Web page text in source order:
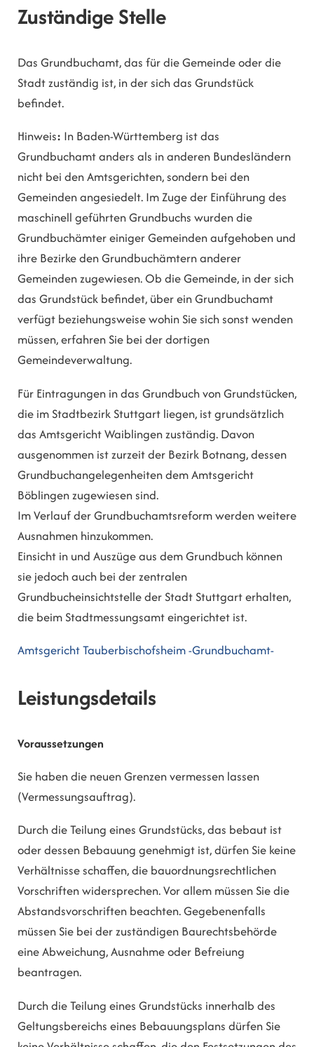
Zuständige Stelle
Das Grundbuchamt, das für die Gemeinde oder die
Stadt zuständig ist, in der sich das Grundstück
befindet.
Hinweis: In Baden-Württemberg ist das
Grundbuchamt anders als in anderen Bundesländern
nicht bei den Amtsgerichten, sondern bei den
Gemeinden angesiedelt. Im Zuge der Einführung des
maschinell geführten Grundbuchs wurden die
Grundbuchämter einiger Gemeinden aufgehoben und
ihre Bezirke den Grundbuchämtern anderer
Gemeinden zugewiesen. Ob die Gemeinde, in der sich
das Grundstück befindet, über ein Grundbuchamt
verfügt beziehungsweise wohin Sie sich sonst wenden
müssen, erfahren Sie bei der dortigen
Gemeindeverwaltung.
Für Eintragungen in das Grundbuch von Grundstücken,
die im Stadtbezirk Stuttgart liegen, ist grundsätzlich
das Amtsgericht Waiblingen zuständig. Davon
ausgenommen ist zurzeit der Bezirk Botnang, dessen
Grundbuchangelegenheiten dem Amtsgericht
Böblingen zugewiesen sind.
Im Verlauf der Grundbuchamtsreform werden weitere
Ausnahmen hinzukommen.
Einsicht in und Auszüge aus dem Grundbuch können
sie jedoch auch bei der zentralen
Grundbucheinsichtstelle der Stadt Stuttgart erhalten,
die beim Stadtmessungsamt eingerichtet ist.
Amtsgericht Tauberbischofsheim -Grundbuchamt-
Leistungsdetails
Voraussetzungen
Sie haben die neuen Grenzen vermessen lassen
(Vermessungsauftrag).
Durch die Teilung eines Grundstücks, das bebaut ist
oder dessen Bebauung genehmigt ist, dürfen Sie keine
Verhältnisse schaffen, die bauordnungsrechtlichen
Vorschriften widersprechen. Vor allem müssen Sie die
Abstandsvorschriften beachten. Gegebenenfalls
müssen Sie bei der zuständigen Baurechtsbehörde
eine Abweichung, Ausnahme oder Befreiung
beantragen.
Durch die Teilung eines Grundstücks innerhalb des
Geltungsbereichs eines Bebauungsplans dürfen Sie